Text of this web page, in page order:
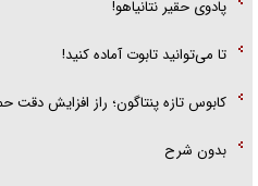
پادوی حقیر نتانیاهو!
تا می‌توانید تابوت آماده کنید!
کابوس تازه پنتاگون؛ راز افزایش
بدون شرح